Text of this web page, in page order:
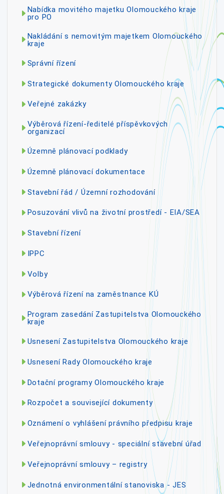
Nabídka movitého majetku Olomouckého kraje
pro PO
Nakládání s nemovitým majetkem Olomouckého
kraje
Správní řízení
Strategické dokumenty Olomouckého kraje
Veřejné zakázky
Výběrová řízení-ředitelé příspěvkových
organizací
Územně plánovací podklady
Územně plánovací dokumentace
Stavební řád / Územní rozhodování
Posuzování vlivů na životní prostředí - EIA/SEA
Stavební řízení
IPPC
Volby
Výběrová řízení na zaměstnance KÚ
Program zasedání Zastupitelstva Olomouckého
kraje
Usnesení Zastupitelstva Olomouckého kraje
Usnesení Rady Olomouckého kraje
Dotační programy Olomouckého kraje
Rozpočet a související dokumenty
Oznámení o vyhlášení právního předpisu kraje
Veřejnoprávní smlouvy - speciální stavební úřad
Veřejnoprávní smlouvy – registry
Jednotná environmentální stanoviska - JES